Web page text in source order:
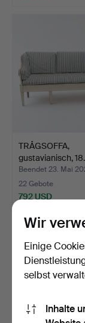
TRÅGSOFFA,
gustavianisch,
Jahrhund…
Beendet 23. Mai
22 Gebote
792 USD
Wir
Einige
selbst
Inhalte